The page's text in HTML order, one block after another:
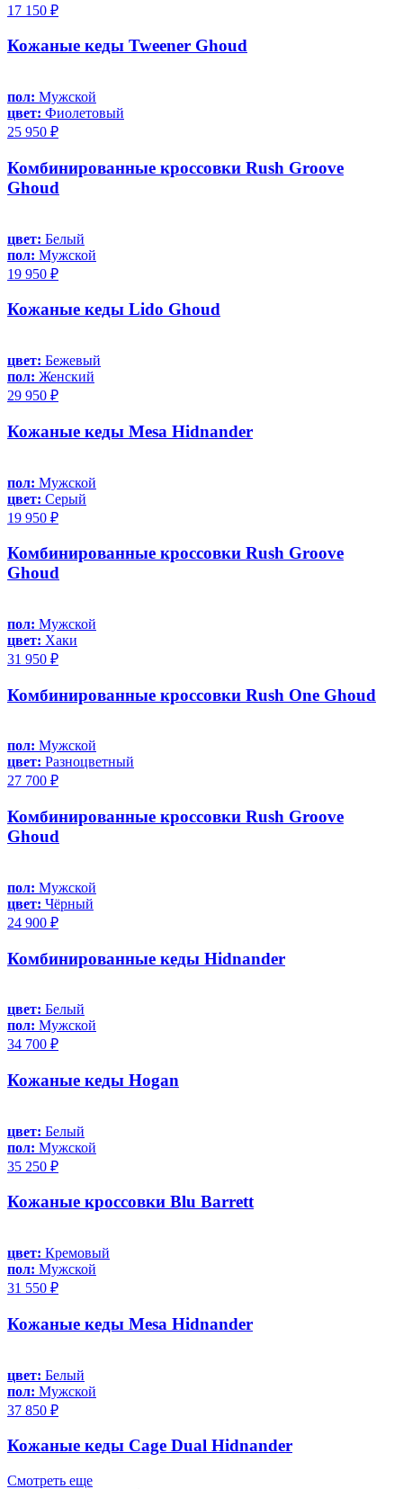
17 150 ₽
Кожаные кеды Tweener Ghoud
пол: Мужской
цвет: Фиолетовый
25 950 ₽
Комбинированные кроссовки Rush Groove
Ghoud
цвет: Белый
пол: Мужской
19 950 ₽
Кожаные кеды Lido Ghoud
цвет: Бежевый
пол: Женский
29 950 ₽
Кожаные кеды Mesa Hidnander
пол: Мужской
цвет: Серый
19 950 ₽
Комбинированные кроссовки Rush Groove
Ghoud
пол: Мужской
цвет: Хаки
31 950 ₽
Комбинированные кроссовки Rush One Ghoud
пол: Мужской
цвет: Разноцветный
27 700 ₽
Комбинированные кроссовки Rush Groove
Ghoud
пол: Мужской
цвет: Чёрный
24 900 ₽
Комбинированные кеды Hidnander
цвет: Белый
пол: Мужской
34 700 ₽
Кожаные кеды Hogan
цвет: Белый
пол: Мужской
35 250 ₽
Кожаные кроссовки Blu Barrett
цвет: Кремовый
пол: Мужской
31 550 ₽
Кожаные кеды Mesa Hidnander
цвет: Белый
пол: Мужской
37 850 ₽
Кожаные кеды Cage Dual Hidnander
Смотреть еще